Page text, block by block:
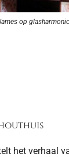
op
het verhaal